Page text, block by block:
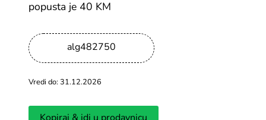
CROPP 10% popusta pri prijavi na
newsletter
Svi CROPP kuponi
popusta je 40 KM
alg482750
Vredi do: 31.12.2026
Kopiraj & idi u prodavnicu